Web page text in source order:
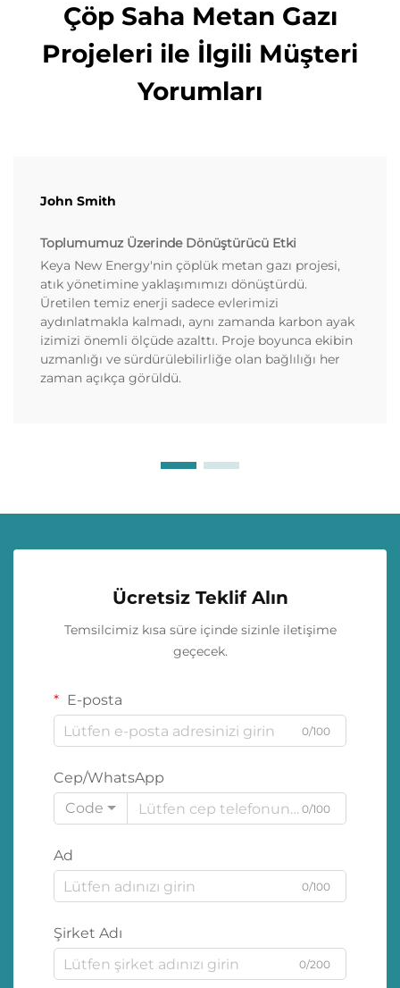
Çöp Saha Metan Gazı
Projeleri ile İlgili Müşteri
Yorumları
John Smith
Toplumumuz Üzerinde Dönüştürücü Etki
Keya New Energy'nin çöplük metan gazı projesi,
atık yönetimine yaklaşımımızı dönüştürdü.
Üretilen temiz enerji sadece evlerimizi
aydınlatmakla kalmadı, aynı zamanda karbon ayak
izimizi önemli ölçüde azalttı. Proje boyunca ekibin
uzmanlığı ve sürdürülebilirliğe olan bağlılığı her
zaman açıkça görüldü.
Ücretsiz Teklif Alın
Temsilcimiz kısa süre içinde sizinle iletişime
geçecek.
E-posta
0/100
Cep/WhatsApp
Code
0/100
Ad
0/100
Şirket Adı
0/200